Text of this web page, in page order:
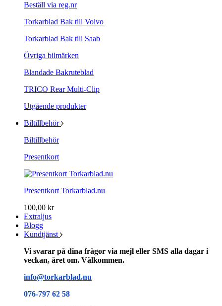
Beställ via reg.nr
Torkarblad Bak till Volvo
Torkarblad Bak till Saab
Övriga bilmärken
Blandade Bakruteblad
TRICO Rear Multi-Clip
Utgående produkter
Biltillbehör
Biltillbehör
Presentkort
Presentkort Torkarblad.nu
100,00 kr
Extraljus
Blogg
Kundtjänst
Vi svarar på dina frågor via mejl eller SMS alla dagar i
veckan, året om. Välkommen.
info@torkarblad.nu
076-797 62 58